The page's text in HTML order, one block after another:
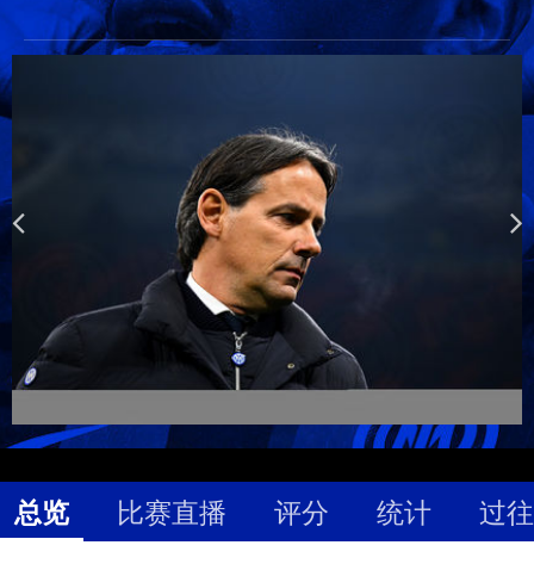
总览 比赛直播 评分 统计 过